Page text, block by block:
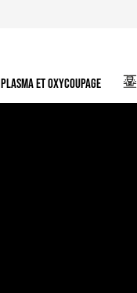
PLASMA ET OXYCOUPAGE